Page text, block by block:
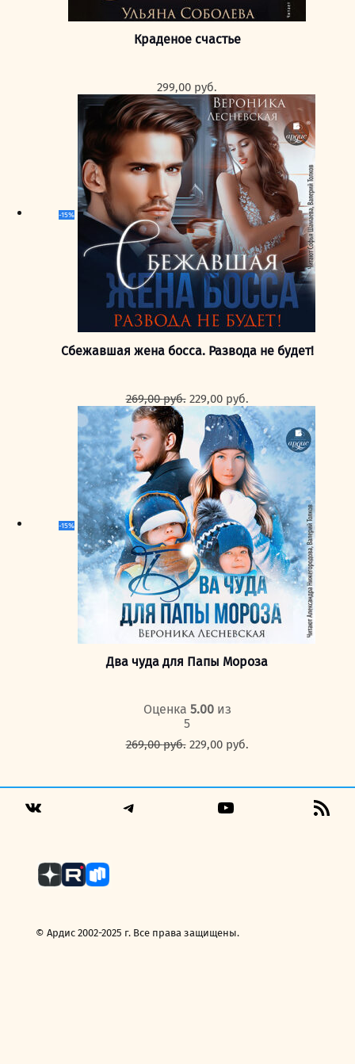
Краденое счастье
299,00 руб.
-15%
Сбежавшая жена босса. Развода не будет!
269,00руб. Первоначальная
цена
составляла
269,00 руб..
229,00 руб.
цена:
229,00 руб..
-15%
Два чуда для Папы Мороза
Оценка 5.00из
5
269,00руб. Первоначальная
269,00 руб..
229,00 руб.
© Ардис 2002-2025 г. Все права защищены.